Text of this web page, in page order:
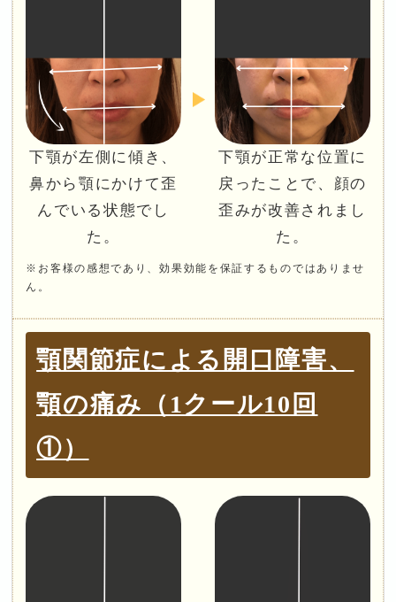
下顎が左側に傾き、
鼻から顎にかけて歪
んでいる状態でし
た。
下顎が正常な位置に
戻ったことで、顔の
歪みが改善されまし
た。
※お客様の感想であり、効果効能を保証するものではありませ
ん。
顎関節症による開口障害、
顎の痛み（1クール10回
①）